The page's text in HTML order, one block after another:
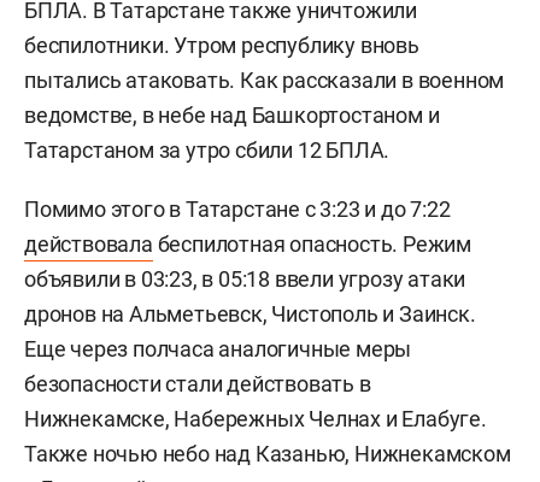
БПЛА. В Татарстане также уничтожили
беспилотники. Утром республику вновь
пытались атаковать. Как рассказали в военном
ведомстве, в небе над Башкортостаном и
Татарстаном за утро сбили 12 БПЛА.
Помимо этого в Татарстане с 3:23 и до 7:22
действовала беспилотная опасность. Режим
объявили в 03:23, в 05:18 ввели угрозу атаки
дронов на Альметьевск, Чистополь и Заинск.
Еще через полчаса аналогичные меры
безопасности стали действовать в
Нижнекамске, Набережных Челнах и Елабуге.
Также ночью небо над Казанью, Нижнекамском